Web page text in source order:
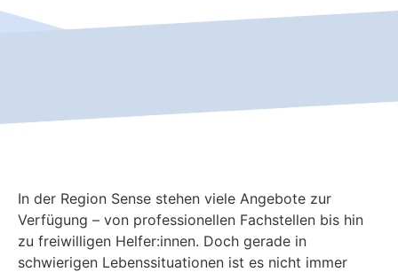
In der Region Sense stehen viele Angebote zur
Verfügung – von professionellen Fachstellen bis hin
zu freiwilligen Helfer:innen. Doch gerade in
schwierigen Lebenssituationen ist es nicht immer